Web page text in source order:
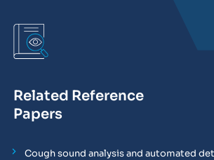
Related Reference
Papers
Cough sound analysis and automated